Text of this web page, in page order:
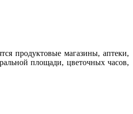
продуктовые магазины, аптеки,
площади, цветочных часов,